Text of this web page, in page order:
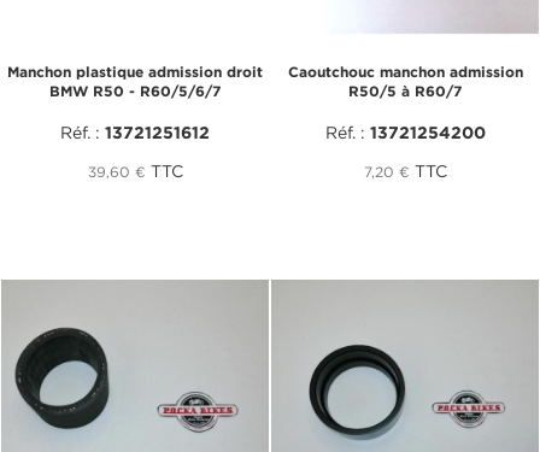
Manchon plastique admission droit
BMW R50 - R60/5/6/7
Réf. : 13721251612
39,60 € TTC
Caoutchouc manchon admission
R50/5 à R60/7
Réf. : 13721254200
7,20 € TTC